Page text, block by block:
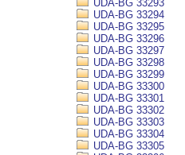
UDA-BG 33293
UDA-BG 33294
UDA-BG 33295
UDA-BG 33296
UDA-BG 33297
UDA-BG 33298
UDA-BG 33299
UDA-BG 33300
UDA-BG 33301
UDA-BG 33302
UDA-BG 33303
UDA-BG 33304
UDA-BG 33305